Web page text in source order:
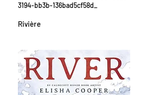
3194-bb3b-136bad5cf58d_
Rivière